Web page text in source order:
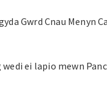
Gwrd Cnau Menyn
ei lapio mewn